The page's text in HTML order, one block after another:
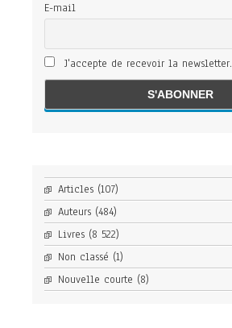
E-mail
J'accepte de recevoir la newsletter.
Articles (107)
Auteurs (484)
Livres (8 522)
Non classé (1)
Nouvelle courte (8)